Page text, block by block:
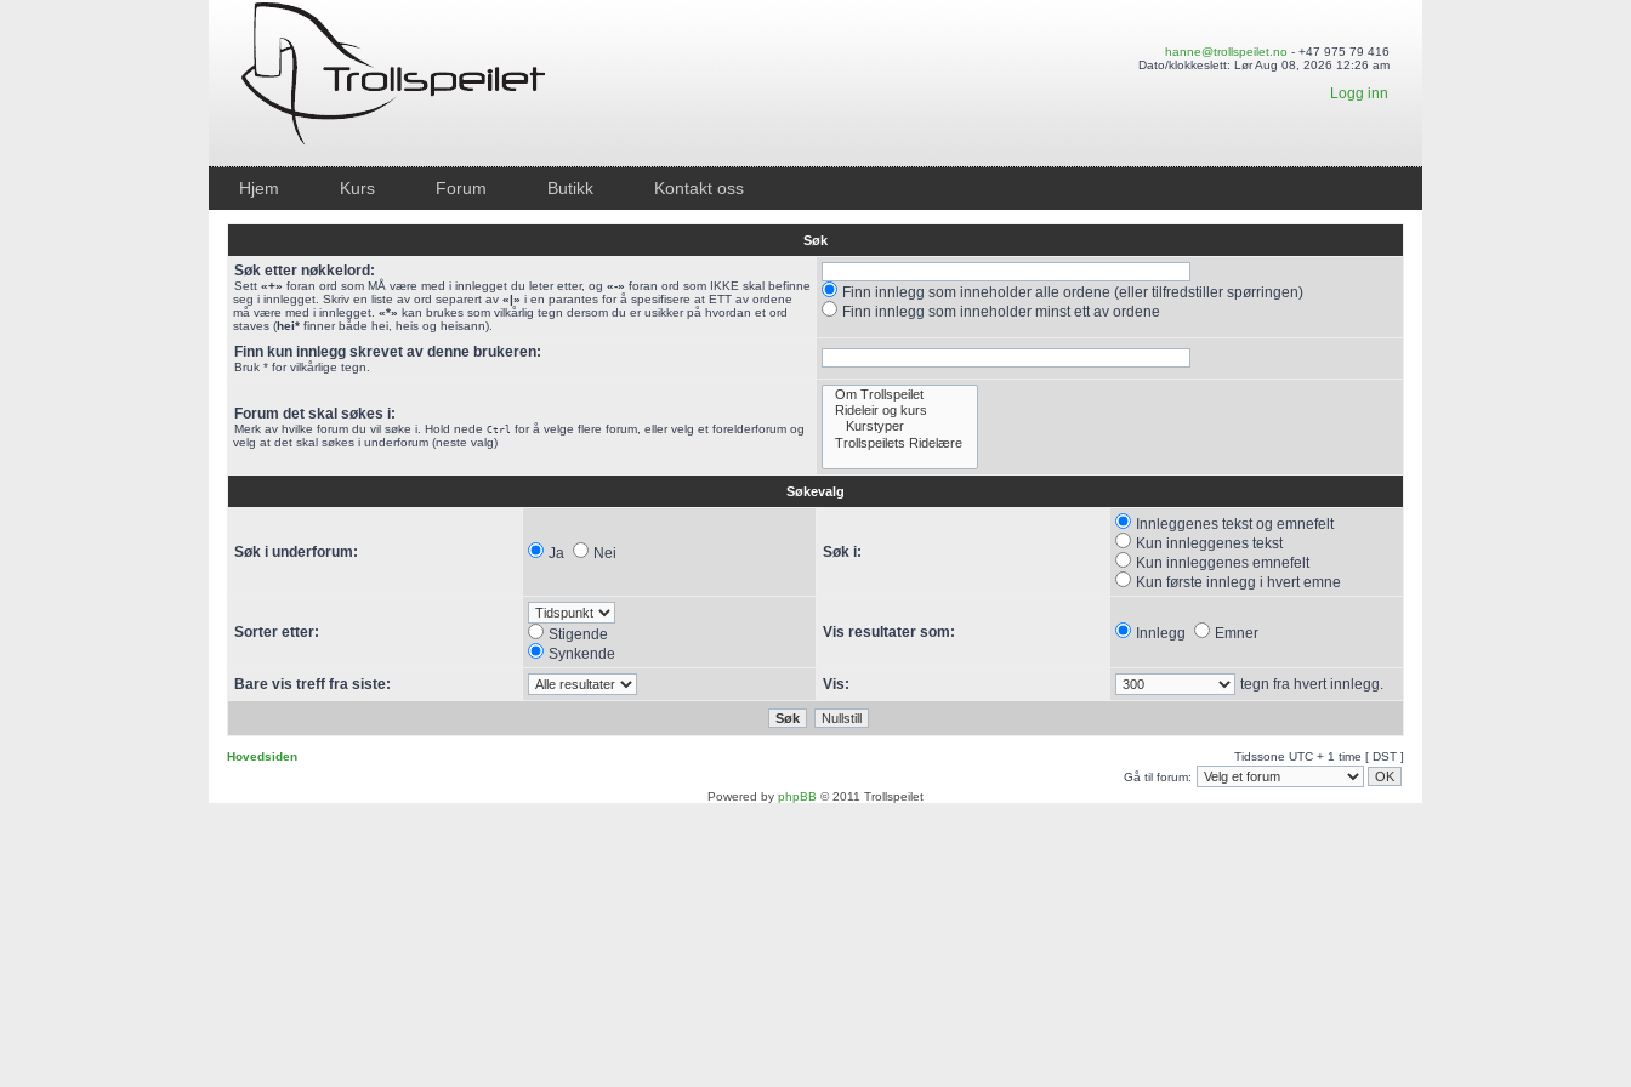
hanne@trollspeilet.no - +47 975 79 416
Dato/klokkeslett: Lør Aug 08, 2026 12:26 am
Logg inn
Hjem Kurs Forum Butikk Kontakt oss
Søk
Søk etter nøkkelord:
Sett «+» foran ord som MÅ være med i innlegget du leter etter, og «-» foran ord som IKKE skal befinne
seg i innlegget. Skriv en liste av ord separert av «|» i en parantes for å spesifisere at ETT av ordene
må være med i innlegget. «*» kan brukes som vilkårlig tegn dersom du er usikker på hvordan et ord
staves (hei* finner både hei, heis og heisann).
Finn innlegg som inneholder alle ordene (eller tilfredstiller spørringen)
Finn innlegg som inneholder minst ett av ordene
Finn kun innlegg skrevet av denne brukeren:
Bruk * for vilkårlige tegn.
Forum det skal søkes i:
Merk av hvilke forum du vil søke i. Hold nede Ctrl for å velge flere forum, eller velg et forelderforum og
velg at det skal søkes i underforum (neste valg)
Søkevalg
Søk i underforum: Ja Nei Søk i:
Innleggenes tekst og emnefelt
Kun innleggenes tekst
Kun innleggenes emnefelt
Kun første innlegg i hvert emne
Sorter etter:
Stigende
Synkende
Vis resultater som: Innlegg Emner
Bare vis treff fra siste: Vis: tegn fra hvert innlegg.
Hovedsiden
Tidssone UTC + 1 time [ DST ]
Gå til forum:
Powered by phpBB © 2011 Trollspeilet